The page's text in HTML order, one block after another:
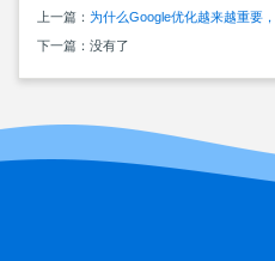
上一篇： 为什么Google优化越来越重要
下一篇：没有了